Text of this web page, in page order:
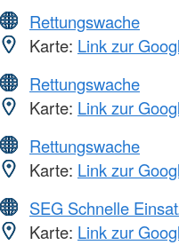
Rettungswache
Karte: Link zur
Rettungswache
Karte: Link zur
Rettungswache
Karte: Link zur
SEG Schnelle
Karte: Link zur